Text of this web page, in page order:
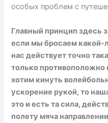
особых проблем с
Главный принцип здесь
если мы бросаем какой-
нас действует точно
только противоположно
хотим кинуть
ускорение рукой, то
это и есть та сила,
полету мяча